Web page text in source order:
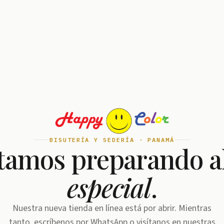
BISUTERÍA Y SEDERÍA · PANAMÁ
preparando
especial.
Nuestra nueva tienda en línea está por abrir. Mientras